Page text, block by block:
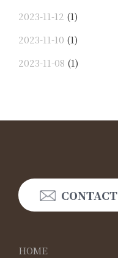
2023-11-12 (1)
2023-11-10 (1)
2023-11-08 (1)
CONTACT
HOME